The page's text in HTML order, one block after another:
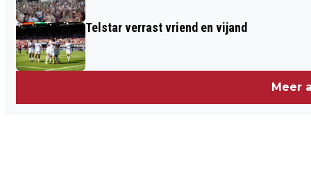
Telstar verrast vriend en vijand
Meer